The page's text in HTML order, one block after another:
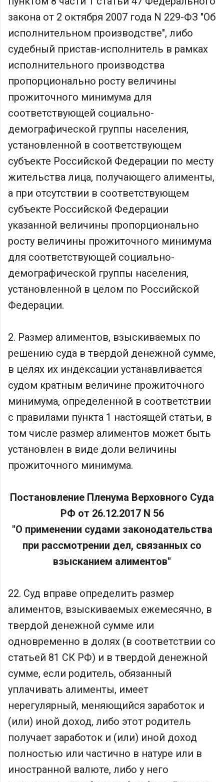
закона от 2 октября 2007 года N 229-ФЗ "Об
исполнительном производстве", либо
судебный пристав-исполнитель в рамках
исполнительного производства
пропорционально росту величины
прожиточного минимума для
соответствующей социально-
демографической группы населения,
установленной в соответствующем
субъекте Российской Федерации по месту
жительства лица, получающего алименты,
а при отсутствии в соответствующем
субъекте Российской Федерации
указанной величины пропорционально
росту величины прожиточного минимума
для соответствующей социально-
демографической группы населения,
установленной в целом по Российской
Федерации.
2. Размер алиментов, взыскиваемых по
решению суда в твердой денежной сумме,
в целях их индексации устанавливается
судом кратным величине прожиточного
минимума, определенной в соответствии
с правилами пункта 1 настоящей статьи, в
том числе размер алиментов может быть
установлен в виде доли величины
прожиточного минимума.
Постановление Пленума Верховного Суда
РФ от 26.12.2017 N 56
"О применении судами законодательства
при рассмотрении дел, связанных со
взысканием алиментов"
22. Суд вправе определить размер
алиментов, взыскиваемых ежемесячно, в
твердой денежной сумме или
одновременно в долях (в соответствии со
статьей 81 СК РФ) и в твердой денежной
сумме, если родитель, обязанный
уплачивать алименты, имеет
нерегулярный, меняющийся заработок и
(или) иной доход, либо этот родитель
получает заработок и (или) иной доход
полностью или частично в натуре или в
иностранной валюте, либо у него